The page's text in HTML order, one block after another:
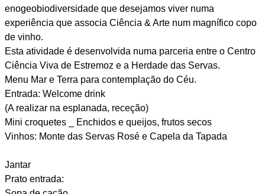
enogeobiodiversidade que desejamos viver numa
experiência que associa Ciência & Arte num magnífico copo
de vinho.
Esta atividade é desenvolvida numa parceria entre o Centro
Ciência Viva de Estremoz e a Herdade das Servas.
Menu Mar e Terra para contemplação do Céu.
Entrada: Welcome drink
(A realizar na esplanada, receção)
Mini croquetes _ Enchidos e queijos, frutos secos
Vinhos: Monte das Servas Rosé e Capela da Tapada
Jantar
Prato entrada: